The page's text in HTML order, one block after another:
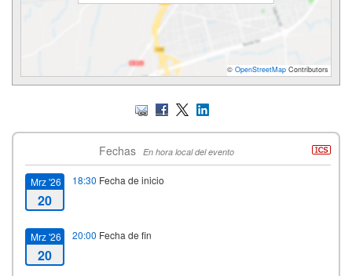
© OpenStreetMap Contributors
Fechas En hora local del evento
Mrz '26
20
18:30 Fecha de inicio
Mrz '26
20
20:00 Fecha de fin